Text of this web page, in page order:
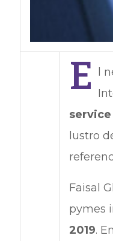
E
l
service
lustro
Faisal
pymes
2019.